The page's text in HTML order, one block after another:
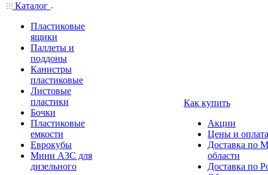
Каталог
Пластиковые
ящики
Паллеты и
поддоны
Канистры
пластиковые
Листовые
пластики
Бочки
Пластиковые
емкости
Еврокубы
Мини АЗС для
дизельного
Как купить
Акции
Цены и оплата
Доставка по
области
Доставка по